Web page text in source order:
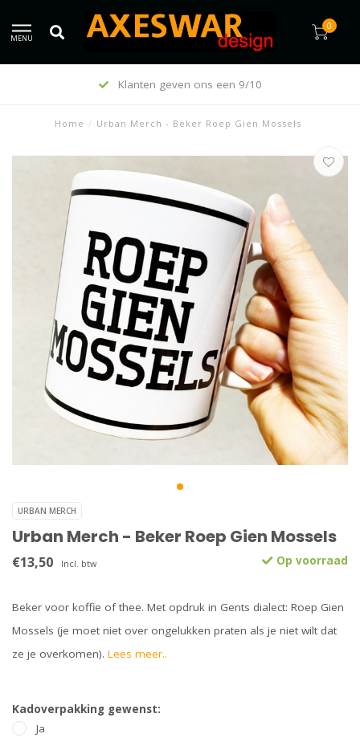
MENU
0
Klanten geven ons een 9/10
Home / Urban Merch - Beker Roep Gien Mossels
URBAN MERCH
Urban Merch - Beker Roep Gien Mossels
€13,50 Incl. btw Op voorraad
Beker voor koffie of thee. Met opdruk in Gents dialect: Roep Gien
Mossels (je moet niet over ongelukken praten als je niet wilt dat
ze je overkomen). Lees meer..
Kadoverpakking gewenst:
Ja